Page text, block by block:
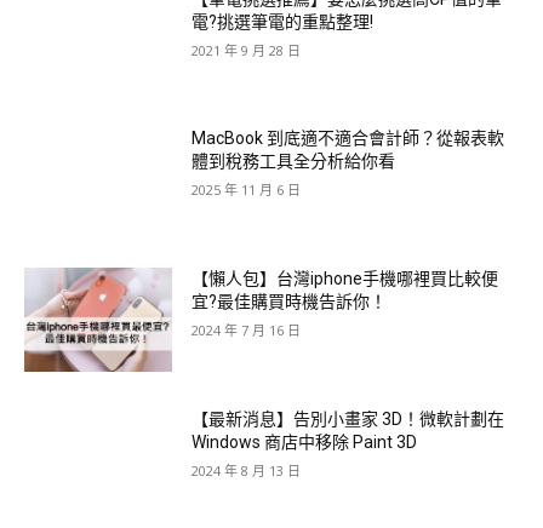
電?挑選筆電的重點整理!
2021 年 9 月 28 日
MacBook 到底適不適合會計師？從報表軟
體到稅務工具全分析給你看
2025 年 11 月 6 日
【懶人包】台灣iphone手機哪裡買比較便
宜?最佳購買時機告訴你！
2024 年 7 月 16 日
【最新消息】告別小畫家 3D！微軟計劃在
Windows 商店中移除 Paint 3D
2024 年 8 月 13 日